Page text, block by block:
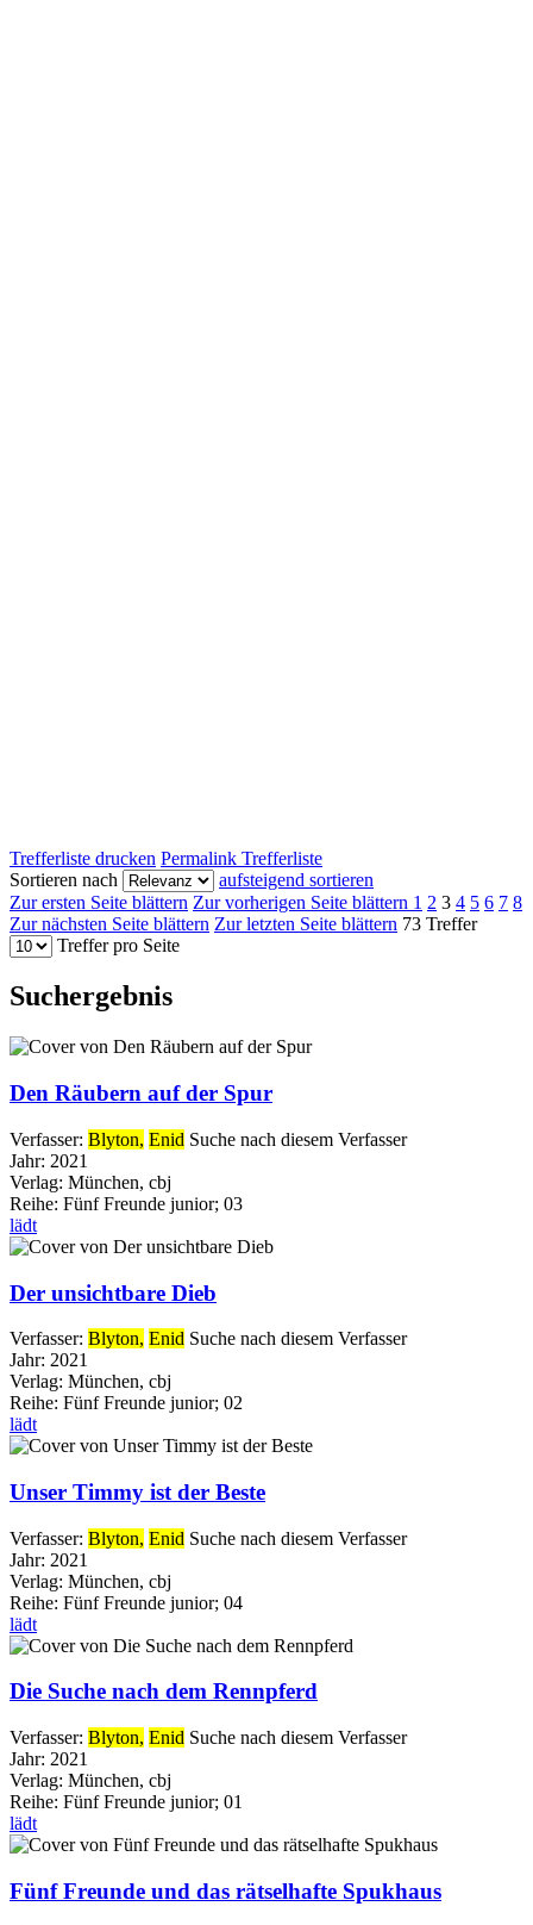
Trefferliste drucken Permalink Trefferliste
Sortieren nach
aufsteigend sortieren
Zur ersten Seite blättern Zur vorherigen Seite blättern 1 2 3 4 5 6 7 8
Zur nächsten Seite blättern Zur letzten Seite blättern 73 Treffer
Treffer pro Seite
Suchergebnis
Den Räubern auf der Spur
Verfasser: Blyton, Enid Suche nach diesem Verfasser
Jahr: 2021
Verlag: München, cbj
Reihe: Fünf Freunde junior; 03
lädt
Der unsichtbare Dieb
Verfasser: Blyton, Enid Suche nach diesem Verfasser
Jahr: 2021
Verlag: München, cbj
Reihe: Fünf Freunde junior; 02
lädt
Unser Timmy ist der Beste
Verfasser: Blyton, Enid Suche nach diesem Verfasser
Jahr: 2021
Verlag: München, cbj
Reihe: Fünf Freunde junior; 04
lädt
Die Suche nach dem Rennpferd
Verfasser: Blyton, Enid Suche nach diesem Verfasser
Jahr: 2021
Verlag: München, cbj
Reihe: Fünf Freunde junior; 01
lädt
Fünf Freunde und das rätselhafte Spukhaus